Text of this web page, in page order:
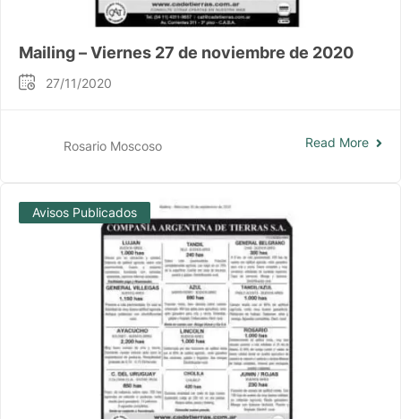
Mailing – Viernes 27 de noviembre de 2020
27/11/2020
Rosario Moscoso Read More
Avisos Publicados